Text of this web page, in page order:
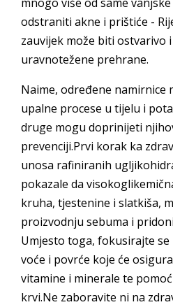
odstraniti akne i prištiće -
zauvijek može biti ostvarivo
uravnotežene prehrane.
Naime, određene namirnice
upalne procese u tijelu i
druge mogu doprinijeti
prevenciji.Prvi korak ka
unosa rafiniranih
pokazale da
kruha, tjestenine i slatkiša,
proizvodnju sebuma i
Umjesto toga, fokusirajte se
voće i povrće koje će
vitamine i minerale te
krvi.Ne zaboravite ni na